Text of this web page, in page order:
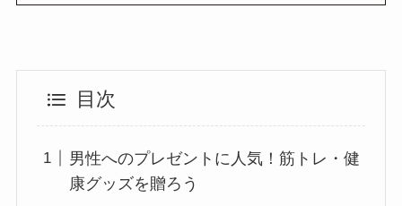
目次
男性へのプレゼントに人気！筋トレ・健
康グッズを贈ろう